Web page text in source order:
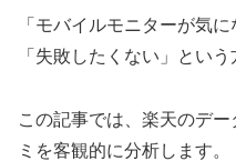
「モバイルモニターが気
「失敗したくない」という
この記事では、楽天のデ
ミを客観的に分析します。